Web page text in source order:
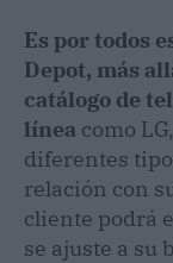
Es por todos
Depot, más
catálogo de
línea como
diferentes
relación con
cliente podrá
se ajuste a su